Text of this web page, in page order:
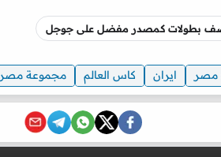
أضف بطولات كمصدر مفضل على جوجل
مصر ايران كاس العالم مجموعة مصر